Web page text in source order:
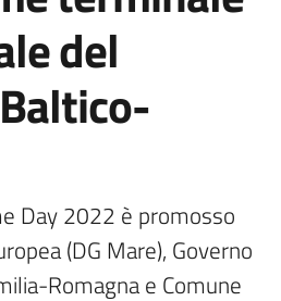
del
Day 2022 è promosso
(DG Mare), Governo
Romagna e Comune